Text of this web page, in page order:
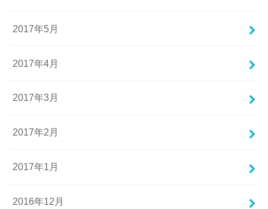
2017年5月
2017年4月
2017年3月
2017年2月
2017年1月
2016年12月